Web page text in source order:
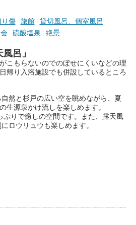
りの温まった心のまま相談でき
たら素敵ですよね。
ニフティ温泉の「占いベンチ」
は、そんなあなたの心のつぶや
とができるサービスです。
ぐしてみませんか？
り傷 旅館
貸切風呂、個室風呂
硫酸塩泉 絶景
呂」
こもらないのでのぼせにくいなどの理
帰り入浴施設でも併設しているところ
然と杉戸の広い空を眺めながら、夏
生源泉かけ流しを楽しめます。
ぷりで癒しの空間です。また、露天風
ロウリュウも楽しめます。